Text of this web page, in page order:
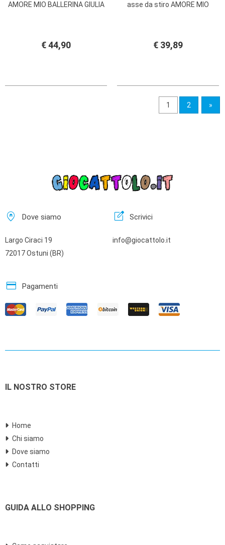
AMORE MIO BALLERINA GIULIA
€ 44,90
asse da stiro AMORE MIO
€ 39,89
1 2 »
home_pin Dove siamo
Largo Ciraci 19
72017 Ostuni (BR)
edit_square Scrivici
info@giocattolo.it
credit_card Pagamenti
IL NOSTRO STORE
Home
Chi siamo
Dove siamo
Contatti
GUIDA ALLO SHOPPING